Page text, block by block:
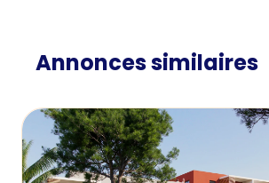
Annonces similaires